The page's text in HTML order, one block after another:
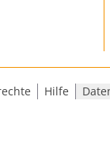
Hilfe